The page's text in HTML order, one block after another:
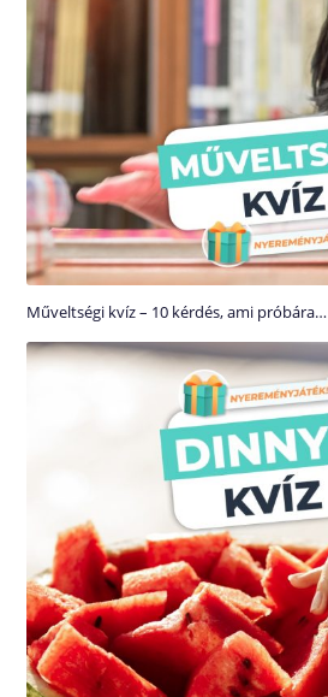
Műveltségi kvíz – 10 kérdés, ami próbára…